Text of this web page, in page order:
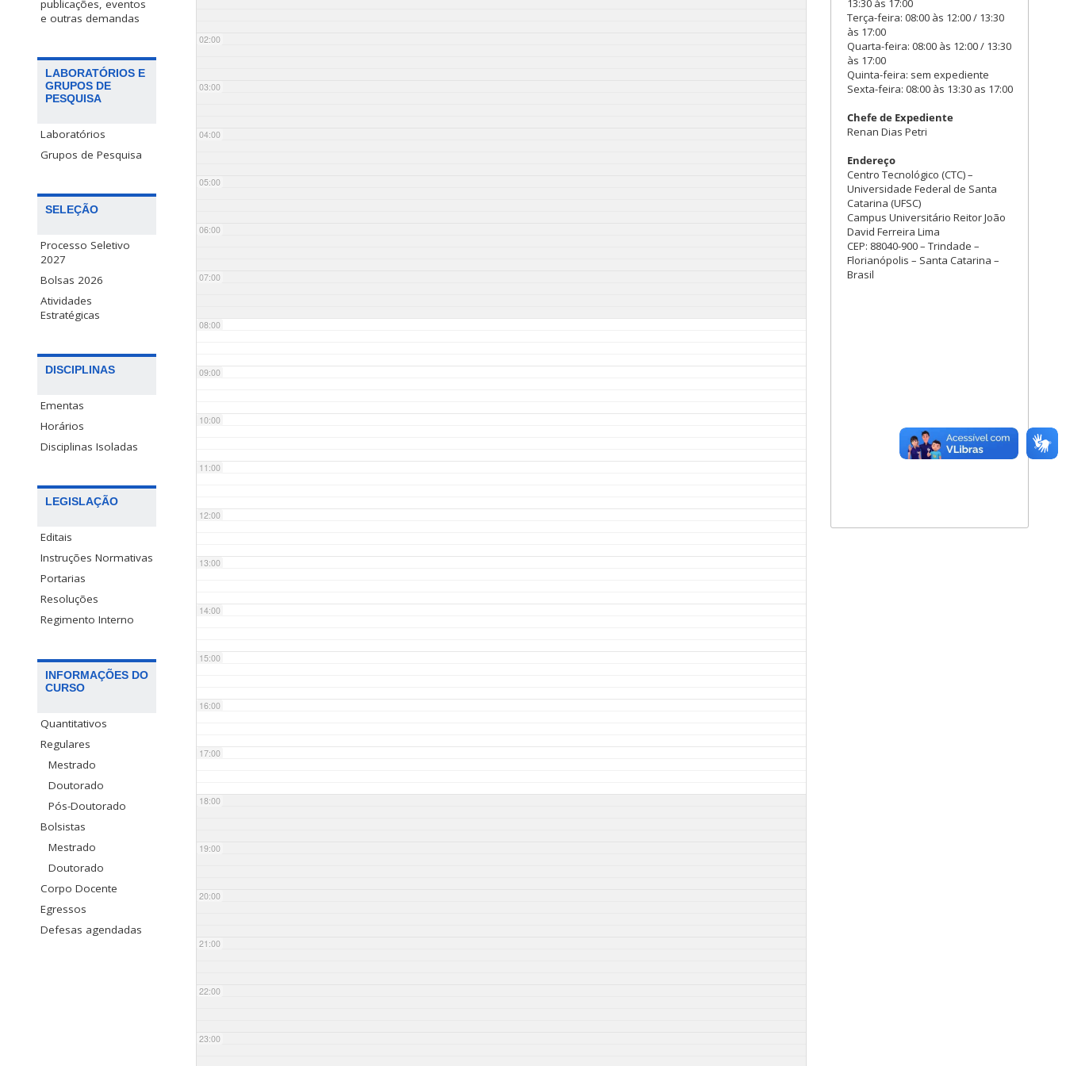
publicações, eventos
e outras demandas
LABORATÓRIOS E
GRUPOS DE
PESQUISA
Laboratórios
Grupos de Pesquisa
SELEÇÃO
Processo Seletivo
2027
Bolsas 2026
Atividades
Estratégicas
DISCIPLINAS
Ementas
Horários
Disciplinas Isoladas
LEGISLAÇÃO
Editais
Instruções Normativas
Portarias
Resoluções
Regimento Interno
INFORMAÇÕES DO
CURSO
Quantitativos
Regulares
Mestrado
Doutorado
Pós-Doutorado
Bolsistas
Mestrado
Doutorado
Corpo Docente
Egressos
Defesas agendadas
02:00
03:00
04:00
05:00
06:00
07:00
08:00
09:00
10:00
11:00
12:00
13:00
14:00
15:00
16:00
17:00
18:00
19:00
20:00
21:00
22:00
23:00
13:30 às 17:00
Terça-feira: 08:00 às 12:00 / 13:30
às 17:00
Quarta-feira: 08:00 às 12:00 / 13:30
às 17:00
Quinta-feira: sem expediente
Sexta-feira: 08:00 às 13:30 as 17:00
Chefe de Expediente
Renan Dias Petri
Endereço
Centro Tecnológico (CTC) –
Universidade Federal de Santa
Catarina (UFSC)
Campus Universitário Reitor João
David Ferreira Lima
CEP: 88040-900 – Trindade –
Florianópolis – Santa Catarina –
Brasil